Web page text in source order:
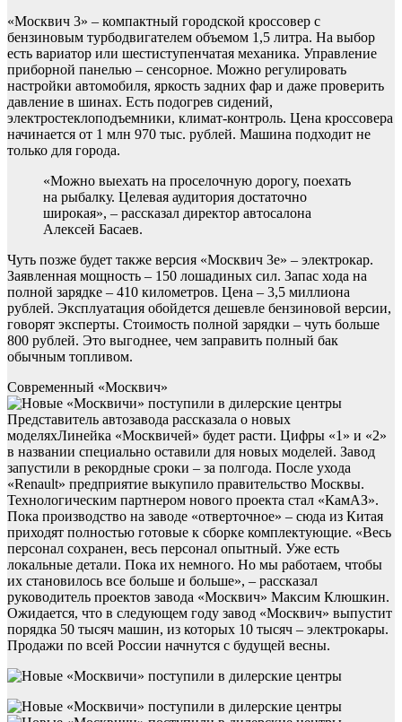
«Москвич 3» – компактный городской кроссовер с
бензиновым турбодвигателем объемом 1,5 литра. На выбор
есть вариатор или шестиступенчатая механика. Управление
приборной панелью – сенсорное. Можно регулировать
настройки автомобиля, яркость задних фар и даже проверить
давление в шинах. Есть подогрев сидений,
электростеклоподъемники, климат-контроль. Цена кроссовера
начинается от 1 млн 970 тыс. рублей. Машина подходит не
только для города.
«Можно выехать на проселочную дорогу, поехать
на рыбалку. Целевая аудитория достаточно
широкая», – рассказал директор автосалона
Алексей Басаев.
Чуть позже будет также версия «Москвич 3е» – электрокар.
Заявленная мощность – 150 лошадиных сил. Запас хода на
полной зарядке – 410 километров. Цена – 3,5 миллиона
рублей. Эксплуатация обойдется дешевле бензиновой версии,
говорят эксперты. Стоимость полной зарядки – чуть больше
800 рублей. Это выгоднее, чем заправить полный бак
обычным топливом.
Современный «Москвич»
Представитель автозавода рассказала о новых
моделяхЛинейка «Москвичей» будет расти. Цифры «1» и «2»
в названии специально оставили для новых моделей. Завод
запустили в рекордные сроки – за полгода. После ухода
«Renault» предприятие выкупило правительство Москвы.
Технологическим партнером нового проекта стал «КамАЗ».
Пока производство на заводе «отверточное» – сюда из Китая
приходят полностью готовые к сборке комплектующие. «Весь
персонал сохранен, весь персонал опытный. Уже есть
локальные детали. Пока их немного. Но мы работаем, чтобы
их становилось все больше и больше», – рассказал
руководитель проектов завода «Москвич» Максим Клюшкин.
Ожидается, что в следующем году завод «Москвич» выпустит
порядка 50 тысяч машин, из которых 10 тысяч – электрокары.
Продажи по всей России начнутся с будущей весны.